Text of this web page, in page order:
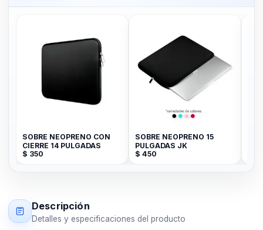
SOBRE NEOPRENO CON
CIERRE 14 PULGADAS
$ 350
SOBRE NEOPRENO 15
PULGADAS JK
$ 450
Descripción
Detalles y especificaciones del producto